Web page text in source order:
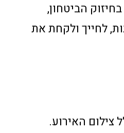
הביטחון,
לחייך ולקחת את
צילום האירוע.